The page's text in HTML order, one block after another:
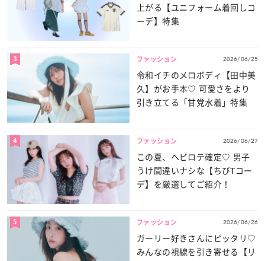
上がる【ユニフォーム着回しコ
ーデ】特集
3 ファッション 2026/06/25
令和イチのメロボディ【田中美
久】がお手本♡ 可愛さをより
引き立てる「甘党水着」特集
4 ファッション 2026/06/27
この夏、ヘビロテ確定♡ 男子
うけ間違いナシな【ちびTコー
デ】を厳選してご紹介！
5 ファッション 2026/06/26
ガーリー好きさんにピッタリ♡
みんなの視線を引き寄せる【リ